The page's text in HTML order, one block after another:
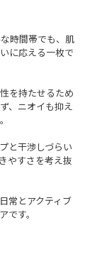
時間帯でも、肌
に応える一枚で
を持たせるため
、ニオイも抑え
と干渉しづらい
やすさを考え抜
常とアクティブ
です。